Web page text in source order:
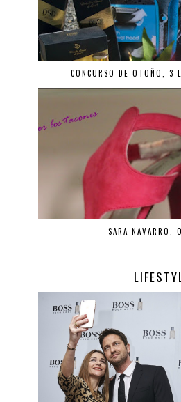
CONCURSO DE OTOÑO, 3
SARA NAVARRO.